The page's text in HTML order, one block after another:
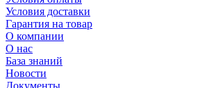
Условия доставки
Гарантия на товар
О компании
О нас
База знаний
Новости
Документы